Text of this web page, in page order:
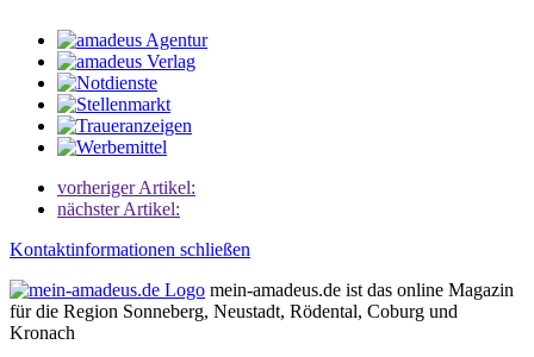
vorheriger Artikel:
nächster Artikel:
Kontaktinformationen schließen
mein-amadeus.de ist das online Magazin
für die Region Sonneberg, Neustadt, Rödental, Coburg und
Kronach